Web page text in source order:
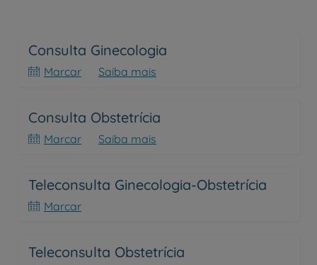
Consulta Ginecologia
Marcar Saiba mais
Consulta Obstetrícia
Marcar Saiba mais
Teleconsulta Ginecologia-Obstetrícia
Marcar
Teleconsulta Obstetrícia